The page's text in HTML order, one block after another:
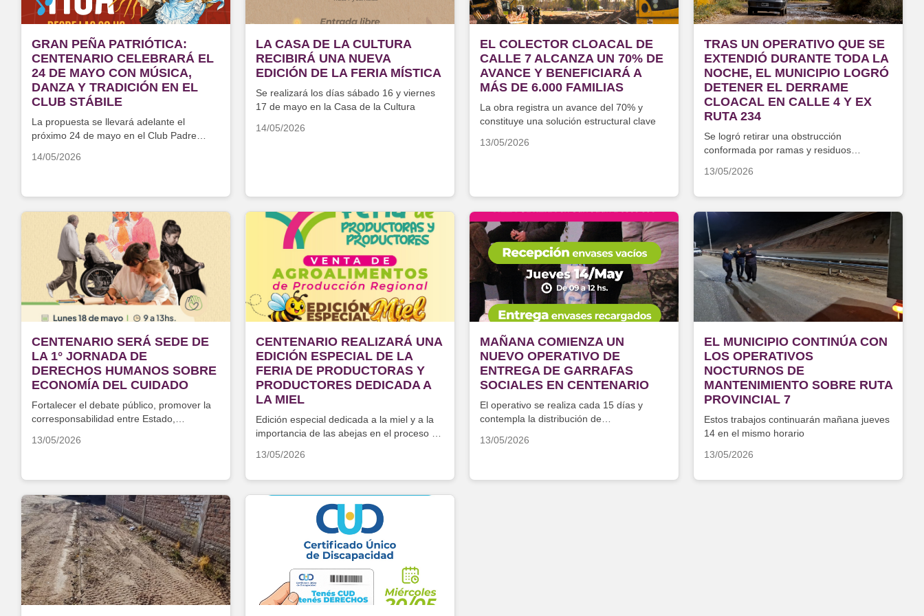
GRAN PEÑA PATRIÓTICA:
CENTENARIO CELEBRARÁ EL
24 DE MAYO CON MÚSICA,
DANZA Y TRADICIÓN EN EL
CLUB STÁBILE
La propuesta se llevará adelante el
próximo 24 de mayo en el Club Padre
14/05/2026
LA CASA DE LA CULTURA
RECIBIRÁ UNA NUEVA
EDICIÓN DE LA FERIA MÍSTICA
Se realizará los días sábado 16 y viernes
17 de mayo en la Casa de la Cultura
14/05/2026
EL COLECTOR CLOACAL DE
CALLE 7 ALCANZA UN 70% DE
AVANCE Y BENEFICIARÁ A
MÁS DE 6.000 FAMILIAS
La obra registra un avance del 70% y
constituye una solución estructural clave
13/05/2026
TRAS UN OPERATIVO QUE SE
EXTENDIÓ DURANTE TODA LA
NOCHE, EL MUNICIPIO LOGRÓ
DETENER EL DERRAME
CLOACAL EN CALLE 4 Y EX
RUTA 234
Se logró retirar una obstrucción
conformada por ramas y residuos
13/05/2026
CENTENARIO SERÁ SEDE DE
LA 1° JORNADA DE
DERECHOS HUMANOS SOBRE
ECONOMÍA DEL CUIDADO
Fortalecer el debate público, promover la
corresponsabilidad entre Estado,
13/05/2026
CENTENARIO REALIZARÁ UNA
EDICIÓN ESPECIAL DE LA
FERIA DE PRODUCTORAS Y
PRODUCTORES DEDICADA A
LA MIEL
Edición especial dedicada a la miel y a la
importancia de las abejas en el proceso de
13/05/2026
MAÑANA COMIENZA UN
NUEVO OPERATIVO DE
ENTREGA DE GARRAFAS
SOCIALES EN CENTENARIO
El operativo se realiza cada 15 días y
contempla la distribución de
13/05/2026
EL MUNICIPIO CONTINÚA CON
LOS OPERATIVOS
NOCTURNOS DE
MANTENIMIENTO SOBRE RUTA
PROVINCIAL 7
Estos trabajos continuarán mañana jueves
14 en el mismo horario
13/05/2026